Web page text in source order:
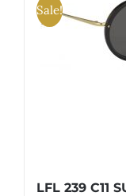
Sale!
LFL 239 C11